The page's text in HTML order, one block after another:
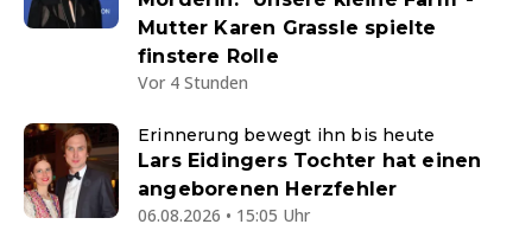
Mutter Karen Grassle spielte
finstere Rolle
Vor 4 Stunden
Erinnerung bewegt ihn bis heute
Lars Eidingers Tochter hat einen
angeborenen Herzfehler
06.08.2026 • 15:05 Uhr